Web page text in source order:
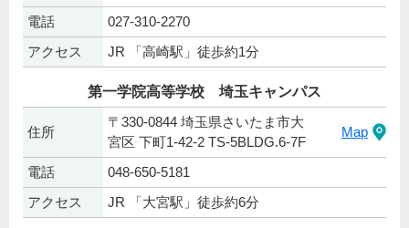
電話
027-310-2270
アクセス
JR 「高崎駅」徒歩約1分
第一学院高等学校 埼玉キャンパス
住所
〒330-0844 埼玉県さいたま市大
宮区 下町1-42-2 TS-5BLDG.6-7F
Map
電話
048-650-5181
アクセス
JR 「大宮駅」徒歩約6分